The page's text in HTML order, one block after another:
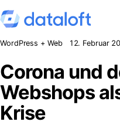
Zum Inhalt springen
WordPress + Web 12. Februar
Corona und
Webshops
Krise